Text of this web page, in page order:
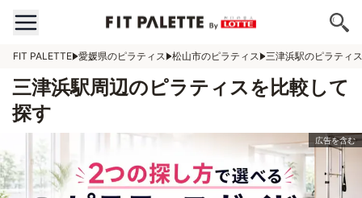
FIT PALETTE 愛媛県のピラティス 松山市のピラティス 三津浜駅のピラティス
三津浜駅周辺のピラティスを比較して
探す